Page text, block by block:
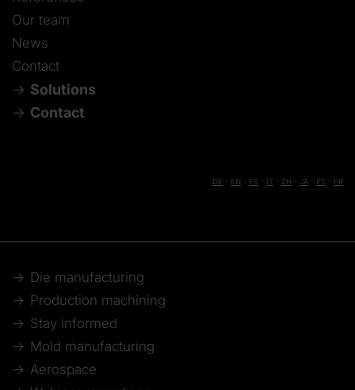
Our team
News
Contact
Solutions
Contact
DE EN ES IT ZH JA PT FR
Die manufacturing
Production machining
Stay informed
Mold manufacturing
Aerospace